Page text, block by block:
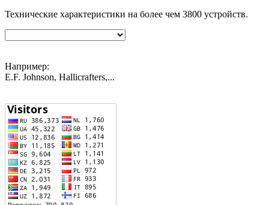
Технические характеристики на более чем 3800 устройств.
Например:
E.F. Johnson, Hallicrafters,...